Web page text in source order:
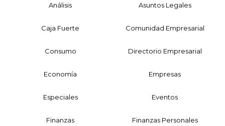
Análisis Asuntos Legales
Caja Fuerte Comunidad Empresarial
Consumo Directorio Empresarial
Economía Empresas
Especiales Eventos
Finanzas Finanzas Personales